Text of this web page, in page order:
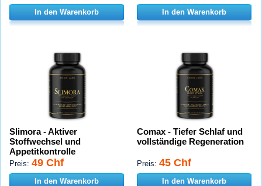
In den Warenkorb In den Warenkorb
Slimora - Aktiver
Stoffwechsel und
Appetitkontrolle
Preis: 49 Chf
In den Warenkorb
Comax - Tiefer Schlaf und
vollständige Regeneration
Preis: 45 Chf
In den Warenkorb